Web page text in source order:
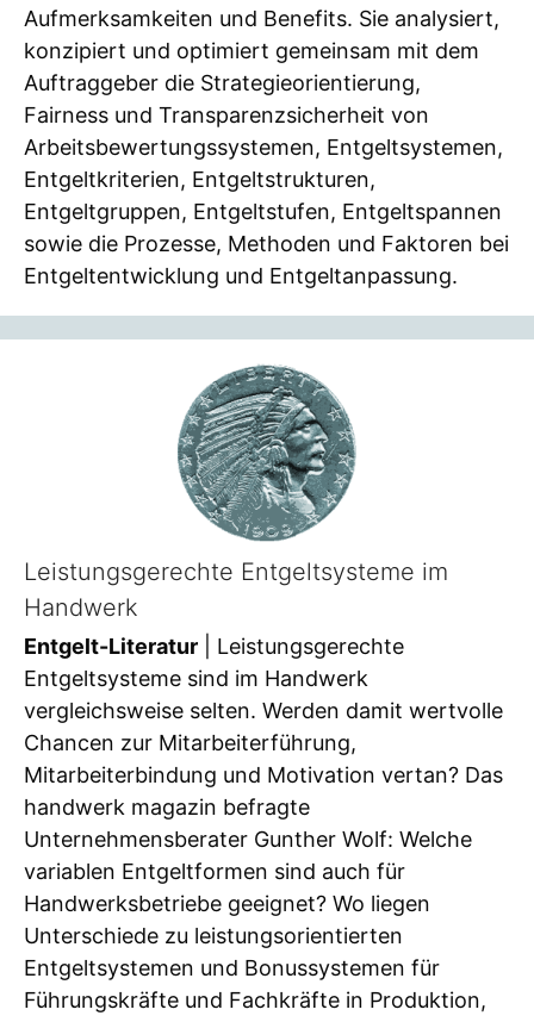
Aufmerksamkeiten und Benefits. Sie analysiert,
konzipiert und optimiert gemeinsam mit dem
Auftraggeber die Strategieorientierung,
Fairness und Transparenzsicherheit von
Arbeitsbewertungssystemen, Entgeltsystemen,
Entgeltkriterien, Entgeltstrukturen,
Entgeltgruppen, Entgeltstufen, Entgeltspannen
sowie die Prozesse, Methoden und Faktoren bei
Entgeltentwicklung und Entgeltanpassung.
Leistungsgerechte Entgeltsysteme im
Handwerk
Entgelt-Literatur | Leistungsgerechte
Entgeltsysteme sind im Handwerk
vergleichsweise selten. Werden damit wertvolle
Chancen zur Mitarbeiterführung,
Mitarbeiterbindung und Motivation vertan? Das
handwerk magazin befragte
Unternehmensberater Gunther Wolf: Welche
variablen Entgeltformen sind auch für
Handwerksbetriebe geeignet? Wo liegen
Unterschiede zu leistungsorientierten
Entgeltsystemen und Bonussystemen für
Führungskräfte und Fachkräfte in Produktion,